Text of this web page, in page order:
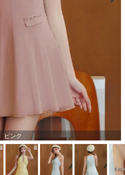
ピンク